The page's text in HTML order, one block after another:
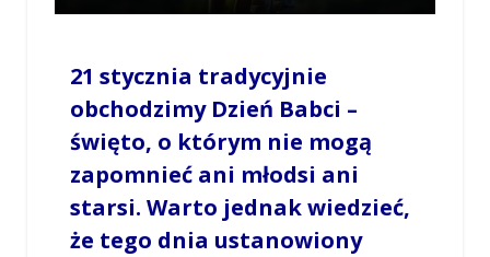
21 stycznia tradycyjnie
obchodzimy Dzień Babci –
święto, o którym nie mogą
zapomnieć ani młodsi ani
starsi. Warto jednak wiedzieć,
że tego dnia ustanowiony